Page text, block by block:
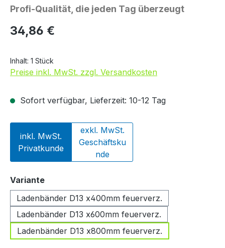
Profi-Qualität, die jeden Tag überzeugt
Regulärer Preis:
34,86 €
Inhalt: 1 Stück
Preise inkl. MwSt. zzgl. Versandkosten
Sofort verfügbar, Lieferzeit: 10-12 Tag
inkl. MwSt.
Privatkunde
exkl. MwSt.
Geschäftsku
nde
Varianteauswählen
Ladenbänder D13 x400mm feuerverz.
Ladenbänder D13 x600mm feuerverz.
Ladenbänder D13 x800mm feuerverz.